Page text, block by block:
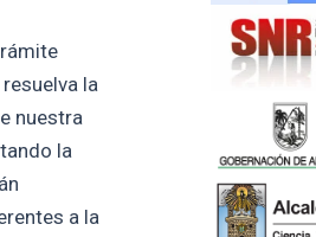
la
nuestra
la
a la